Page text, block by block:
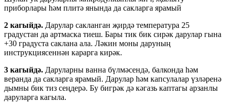
приборлары һәм плитә янында да сакларга ярамый
2 кагыйдә. Дарулар сакланган җирдә температура 25
градустан да артмаска тиеш. Бары тик бик сирәк дарулар гына
+30 градуста саклана ала. Ләкин моны даруның
инструкциясеннән карарга кирәк.
3 кагыйдә. Даруларны ванна бүлмәсендә, балконда һәм
веранда да сакларга ярамый. Дарулар һәм капсулалар үзләренә
дымны бик тиз сеңдерә. Бу бигрәк дә кәгазь каптагы арзанлы
даруларга кагыла.